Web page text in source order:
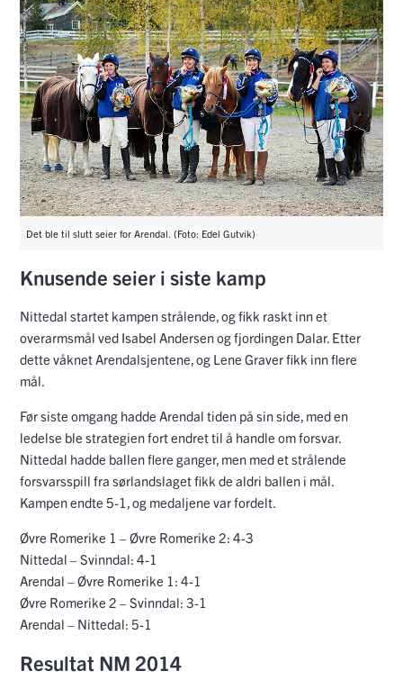
Det ble til slutt seier for Arendal. (Foto: Edel Gutvik)
Knusende seier i siste kamp
Nittedal startet kampen strålende, og fikk raskt inn et
overarmsmål ved Isabel Andersen og fjordingen Dalar. Etter
dette våknet Arendalsjentene, og Lene Graver fikk inn flere
mål.
Før siste omgang hadde Arendal tiden på sin side, med en
ledelse ble strategien fort endret til å handle om forsvar.
Nittedal hadde ballen flere ganger, men med et strålende
forsvarsspill fra sørlandslaget fikk de aldri ballen i mål.
Kampen endte 5-1, og medaljene var fordelt.
Øvre Romerike 1 – Øvre Romerike 2: 4-3
Nittedal – Svinndal: 4-1
Arendal – Øvre Romerike 1: 4-1
Øvre Romerike 2 – Svinndal: 3-1
Arendal – Nittedal: 5-1
Resultat NM 2014